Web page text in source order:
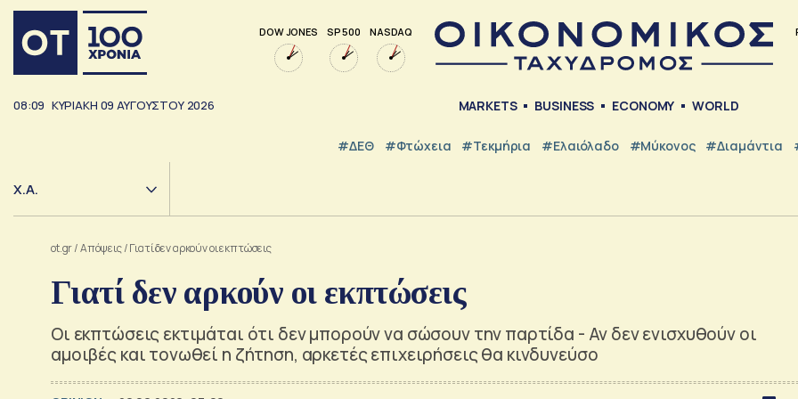
DOW JONES SP 500 NASDAQ
08:09 ΚΥΡΙΑΚΗ 09 ΑΥΓΟΥΣΤΟΥ 2026 MARKETS BUSINESS ECONOMY WORLD
#ΔΕΘ #Φτώχεια #Τεκμήρια #Ελαιόλαδο #Μύκονος #Διαμάντια
Χ.Α.
ot.gr/Απόψεις/Γιατί δεν αρκούν οι εκπτώσεις
Γιατί δεν αρκούν οι εκπτώσεις
Οι εκπτώσεις εκτιμάται ότι δεν μπορούν να σώσουν την παρτίδα - Αν δεν ενισχυθούν οι
αμοιβές και τονωθεί η ζήτηση, αρκετές επιχειρήσεις θα κινδυνεύσο